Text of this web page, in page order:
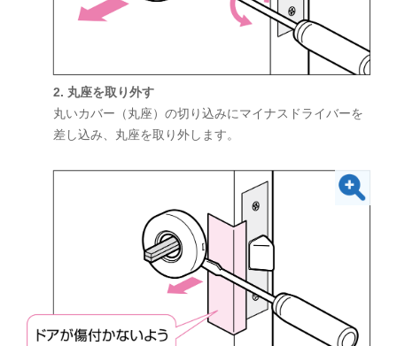
2. 丸座を取り外す
丸いカバー（丸座）の切り込みにマイナスドライバーを
差し込み、丸座を取り外します。